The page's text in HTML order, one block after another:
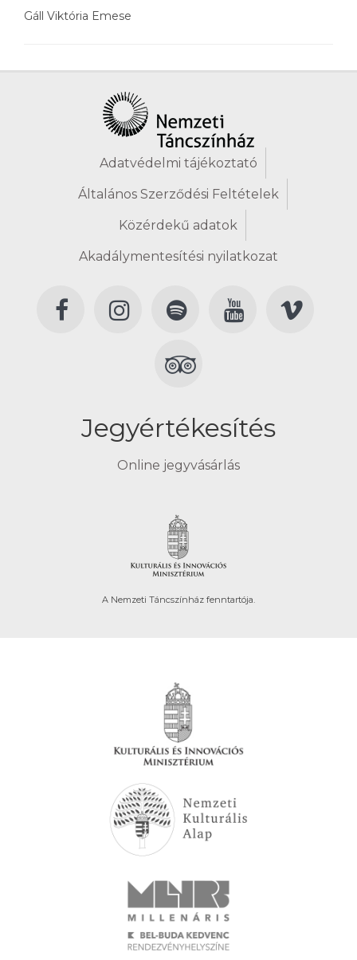
Gáll Viktória Emese
Adatvédelmi tájékoztató
Általános Szerződési Feltételek
Közérdekű adatok
Akadálymentesítési nyilatkozat
Jegyértékesítés
Online jegyvásárlás
A Nemzeti Táncszínház fenntartója.